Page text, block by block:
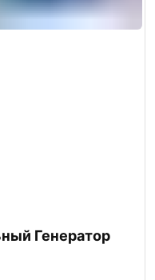
Генератор